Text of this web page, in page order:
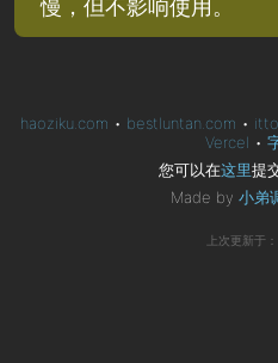
慢，但不影响使用。
haoziku.com • bestluntan.com •
Vercel •
您可以在这里提
Made by 小弟
上次更新于